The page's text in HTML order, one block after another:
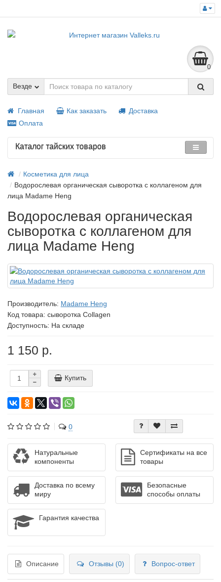
0
Везде
Главная Как заказать
Доставка
Оплата
Каталог тайских товаров
Косметика для лица
Водорослевая органическая сыворотка с коллагеном для
лица Madame Heng
Водорослевая органическая
сыворотка с коллагеном для
лица Madame Heng
Производитель: Madame Heng
Код товара: сыворотка Collagen
Доступность: На складе
1 150 р.
Купить
0
Натуральные
компоненты
Сертификаты на все
товары
Доставка по всему
миру
Безопасные
способы оплаты
Гарантия качества
Описание Отзывы (0) Вопрос-ответ